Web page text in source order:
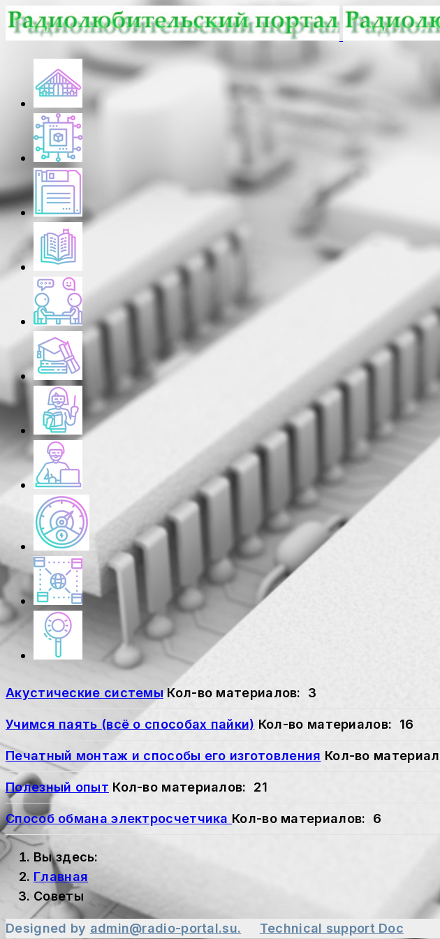
Акустические системы Кол-во материалов: 3
Учимся паять (всё о способах пайки) Кол-во материалов: 16
Печатный монтаж и способы его изготовления Кол-во
Полезный опыт Кол-во материалов: 21
Способ обмана электросчетчика Кол-во материалов: 6
Вы здесь:
Главная
Советы
Designed by admin@radio-portal.su. Technical support Doc